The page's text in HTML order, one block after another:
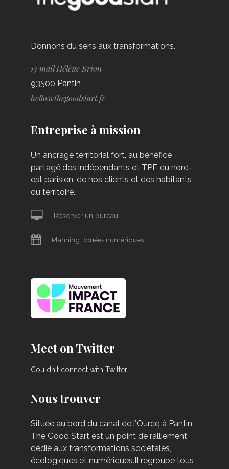
Donnons du sens aux transformations.
13 mail Hélène Brion
93500 Pantin
hello@thegoodstart.fr
Entreprise à mission
Un ancrage territorial fort, au bénéfice
partagé des indépendants et TPE du nord-
est parisien, de nos clients et des habitants
du territoire.
Réserver un bureau
Planning Bouées numériques
Meet on Twitter
Couldn't connect with Twitter
Nous trouver
Située au bord du canal de l’Ourcq à Pantin,
The Good Start est un point de ralliement
dédié aux transformations sociétales,
écologiques et numériques.Il regroupe tous